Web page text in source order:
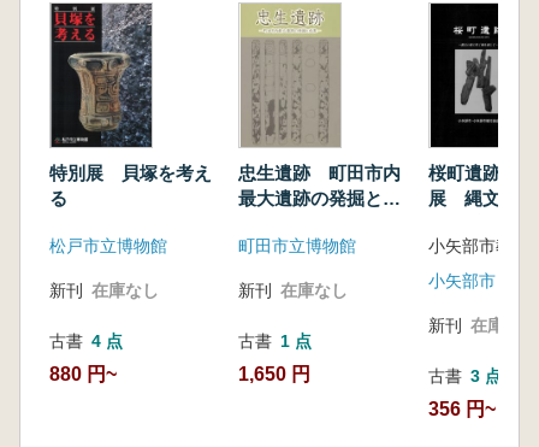
特別展 貝塚を考え
る
松戸市立博物館
新刊 在庫なし
古書 4 点
880 円~
忠生遺跡 町田市内
最大遺跡の発掘と成
町田市立博物館
新刊 在庫なし
古書 1 点
1,650 円
桜町遺跡 お
展 縄文の森
新刊 在庫なし
古書 3 点
356 円~